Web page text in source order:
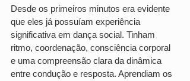
Desde os primeiros minutos era evidente
que eles já possuíam experiência
significativa em dança social. Tinham
ritmo, coordenação, consciência corporal
e uma compreensão clara da dinâmica
entre condução e resposta. Aprendiam os